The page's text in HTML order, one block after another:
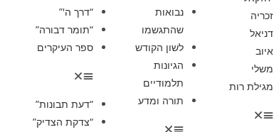
זכריה
דניאל
איוב
משלי
מגילת רות
נבואות
שהתגשמו
לשון הקודש
הגיונות
תלמודיים
תורה ומדע
“דרך ה'”
“תומר דבורה”
ספר העיקרים
“דעת תבונות”
“צדקת הצדיק”